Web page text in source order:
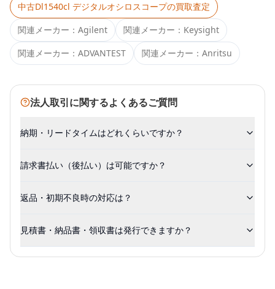
中古Dl1540cl デジタルオシロスコープの買取査定
関連メーカー： Agilent 関連メーカー： Keysight
関連メーカー： ADVANTEST 関連メーカー： Anritsu
法人取引に関するよくあるご質問
納期・リードタイムはどれくらいですか？
請求書払い（後払い）は可能ですか？
返品・初期不良時の対応は？
見積書・納品書・領収書は発行できますか？